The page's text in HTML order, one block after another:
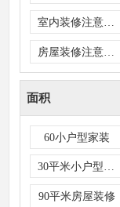
面积
60小户型家装
30平米小户型装修
90平米房屋装修